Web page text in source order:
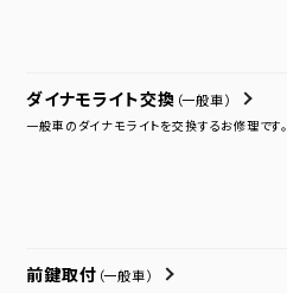
ダイナモライト交換 （一般車）
一般車のダイナモライトを交換するお修理です。
前鍵取付 （一般車）